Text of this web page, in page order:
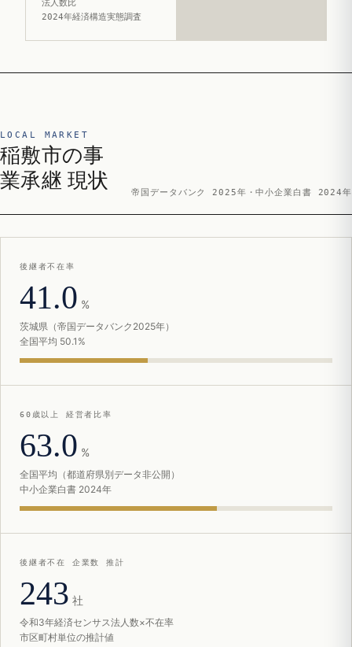
法人数比
2024年経済構造実態調査
LOCAL MARKET
稲敷市の事
業承継 現状
帝国データバンク 2025年・中小企業白書 2024年
後継者不在率
41.0 %
茨城県（帝国データバンク2025年）
全国平均 50.1%
60歳以上 経営者比率
63.0 %
全国平均（都道府県別データ非公開）
中小企業白書 2024年
後継者不在 企業数 推計
243 社
令和3年経済センサス法人数×不在率
市区町村単位の推計値